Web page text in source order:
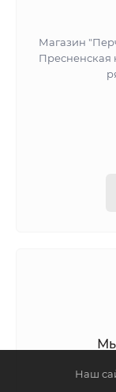
Магазин
Пресненская
Наш